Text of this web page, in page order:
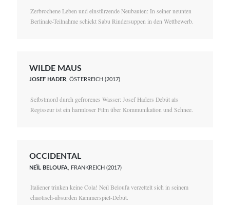
Zerbrochene Leben und einstürzende Neubauten: In seiner neunten
Berlinale-Teilnahme schickt Sabu Rindersuppen in den Wettbewerb.
WILDE MAUS
JOSEF HADER , ÖSTERREICH (2017)
Selbstmord durch gefrorenes Wasser: Josef Haders Debüt als
Regisseur ist ein harmloser Film über Kommunikation und Schnee.
OCCIDENTAL
NEÏL BELOUFA , FRANKREICH (2017)
Italiener trinken keine Cola! Neïl Beloufa verzettelt sich in seinem
chaotisch-absurden Kammerspiel-Debüt.